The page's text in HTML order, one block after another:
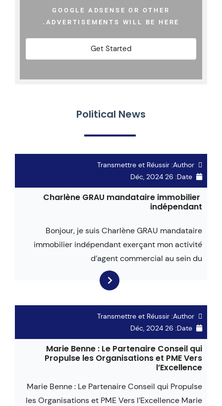
GOOGLE ADSENSE OR OTHER
ADVERTISEMENTS WILL BE HERE.
Get Started
Political News
Transmettre et Réussir
26 Déc, 2024
Charlène GRAU mandataire immobilier
indépendant
Bonjour, je suis Charlène GRAU mandataire
immobilier indépendant exerçant mon activité
d’agent commercial au sein du
Transmettre et Réussir
26 Déc, 2024
Marie Benne : Le Partenaire Conseil qui
Propulse les Organisations et PME Vers
l’Excellence
Marie Benne : Le Partenaire Conseil qui Propulse
les Organisations et PME Vers l’Excellence Marie